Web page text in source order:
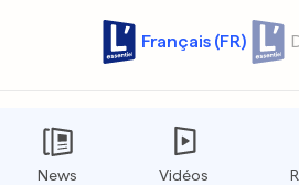
Français (FR)
Contact
Conditions générales
News Vidéos